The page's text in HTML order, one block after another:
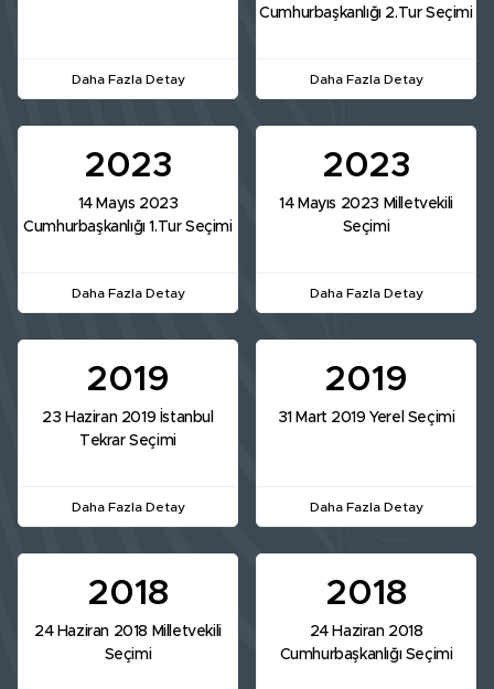
Daha Fazla Detay
Cumhurbaşkanlığı 2.Tur Seçimi
Daha Fazla Detay
2023
14 Mayıs 2023
Cumhurbaşkanlığı 1.Tur Seçimi
Daha Fazla Detay
2023
14 Mayıs 2023 Milletvekili
Seçimi
Daha Fazla Detay
2019
23 Haziran 2019 İstanbul
Tekrar Seçimi
Daha Fazla Detay
2019
31 Mart 2019 Yerel Seçimi
Daha Fazla Detay
2018
24 Haziran 2018 Milletvekili
Seçimi
2018
24 Haziran 2018
Cumhurbaşkanlığı Seçimi